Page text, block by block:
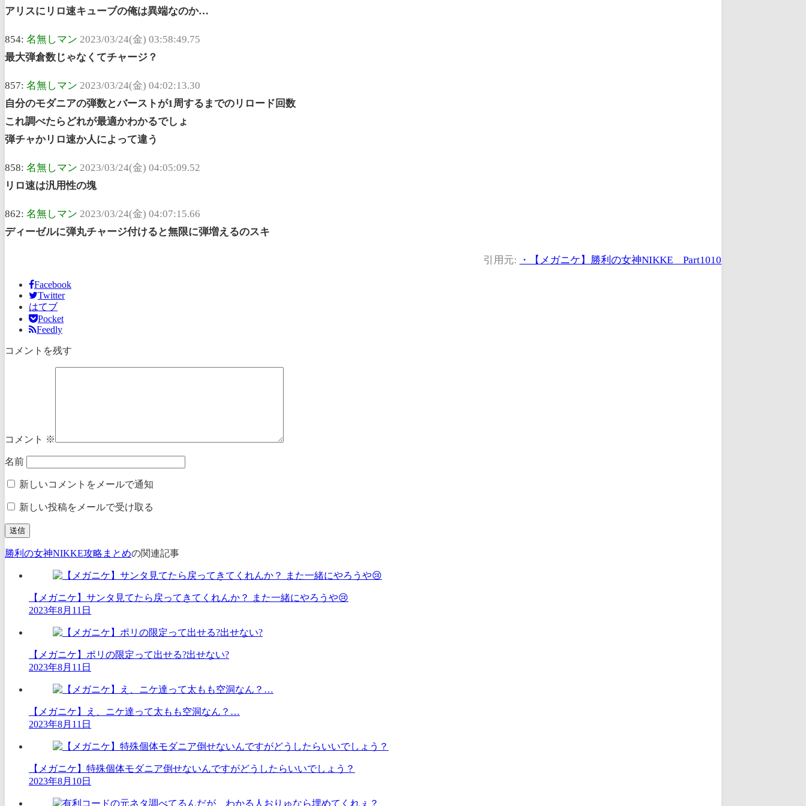
アリスにリロ速キューブの俺は異端なのか…
854: 名無しマン 2023/03/24(金) 03:58:49.75
最大弾倉数じゃなくてチャージ？
857: 名無しマン 2023/03/24(金) 04:02:13.30
自分のモダニアの弾数とバーストが1周するまでのリロード回数
これ調べたらどれが最適かわかるでしょ
弾チャかリロ速か人によって違う
858: 名無しマン 2023/03/24(金) 04:05:09.52
リロ速は汎用性の塊
862: 名無しマン 2023/03/24(金) 04:07:15.66
ディーゼルに弾丸チャージ付けると無限に弾増えるのスキ
引用元: ・【メガニケ】勝利の女神NIKKE Part1010
Facebook
Twitter
はてブ
Pocket
Feedly
コメントを残す
コメント ※
名前
新しいコメントをメールで通知
新しい投稿をメールで受け取る
勝利の女神NIKKE攻略まとめの関連記事
【メガニケ】サンタ見てたら戻ってきてくれんか？ また一緒にやろうや😢
2023年8月11日
【メガニケ】ポリの限定って出せる?出せない?
2023年8月11日
【メガニケ】え、ニケ達って太もも空洞なん？…
2023年8月11日
【メガニケ】特殊個体モダニア倒せないんですがどうしたらいいでしょう？
2023年8月10日